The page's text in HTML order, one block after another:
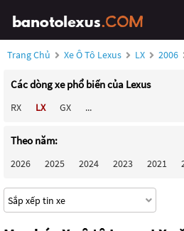
Trang Chủ Xe Ô Tô Lexus LX 2006
Các dòng xe phổ biến của Lexus
RX LX GX ...
Theo năm:
2026 2025 2024 2023 2021